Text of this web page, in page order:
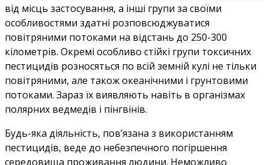
від місць застосування, а інші групи за своїми
особливостями здатні розповсюджуватися
повітряними потоками на відстань до 250-300
кілометрів. Окремі особливо стійкі групи токсичних
пестицидів розносяться по всій земній кулі не тільки
повітряними, але також океанічними і грунтовими
потоками. Зараз їх виявляють навіть в організмах
полярних ведмедів і пінгвінів.
Будь-яка діяльність, пов’язана з використанням
пестицидів, веде до небезпечного погіршення
середовища проживання людини. Неможливо